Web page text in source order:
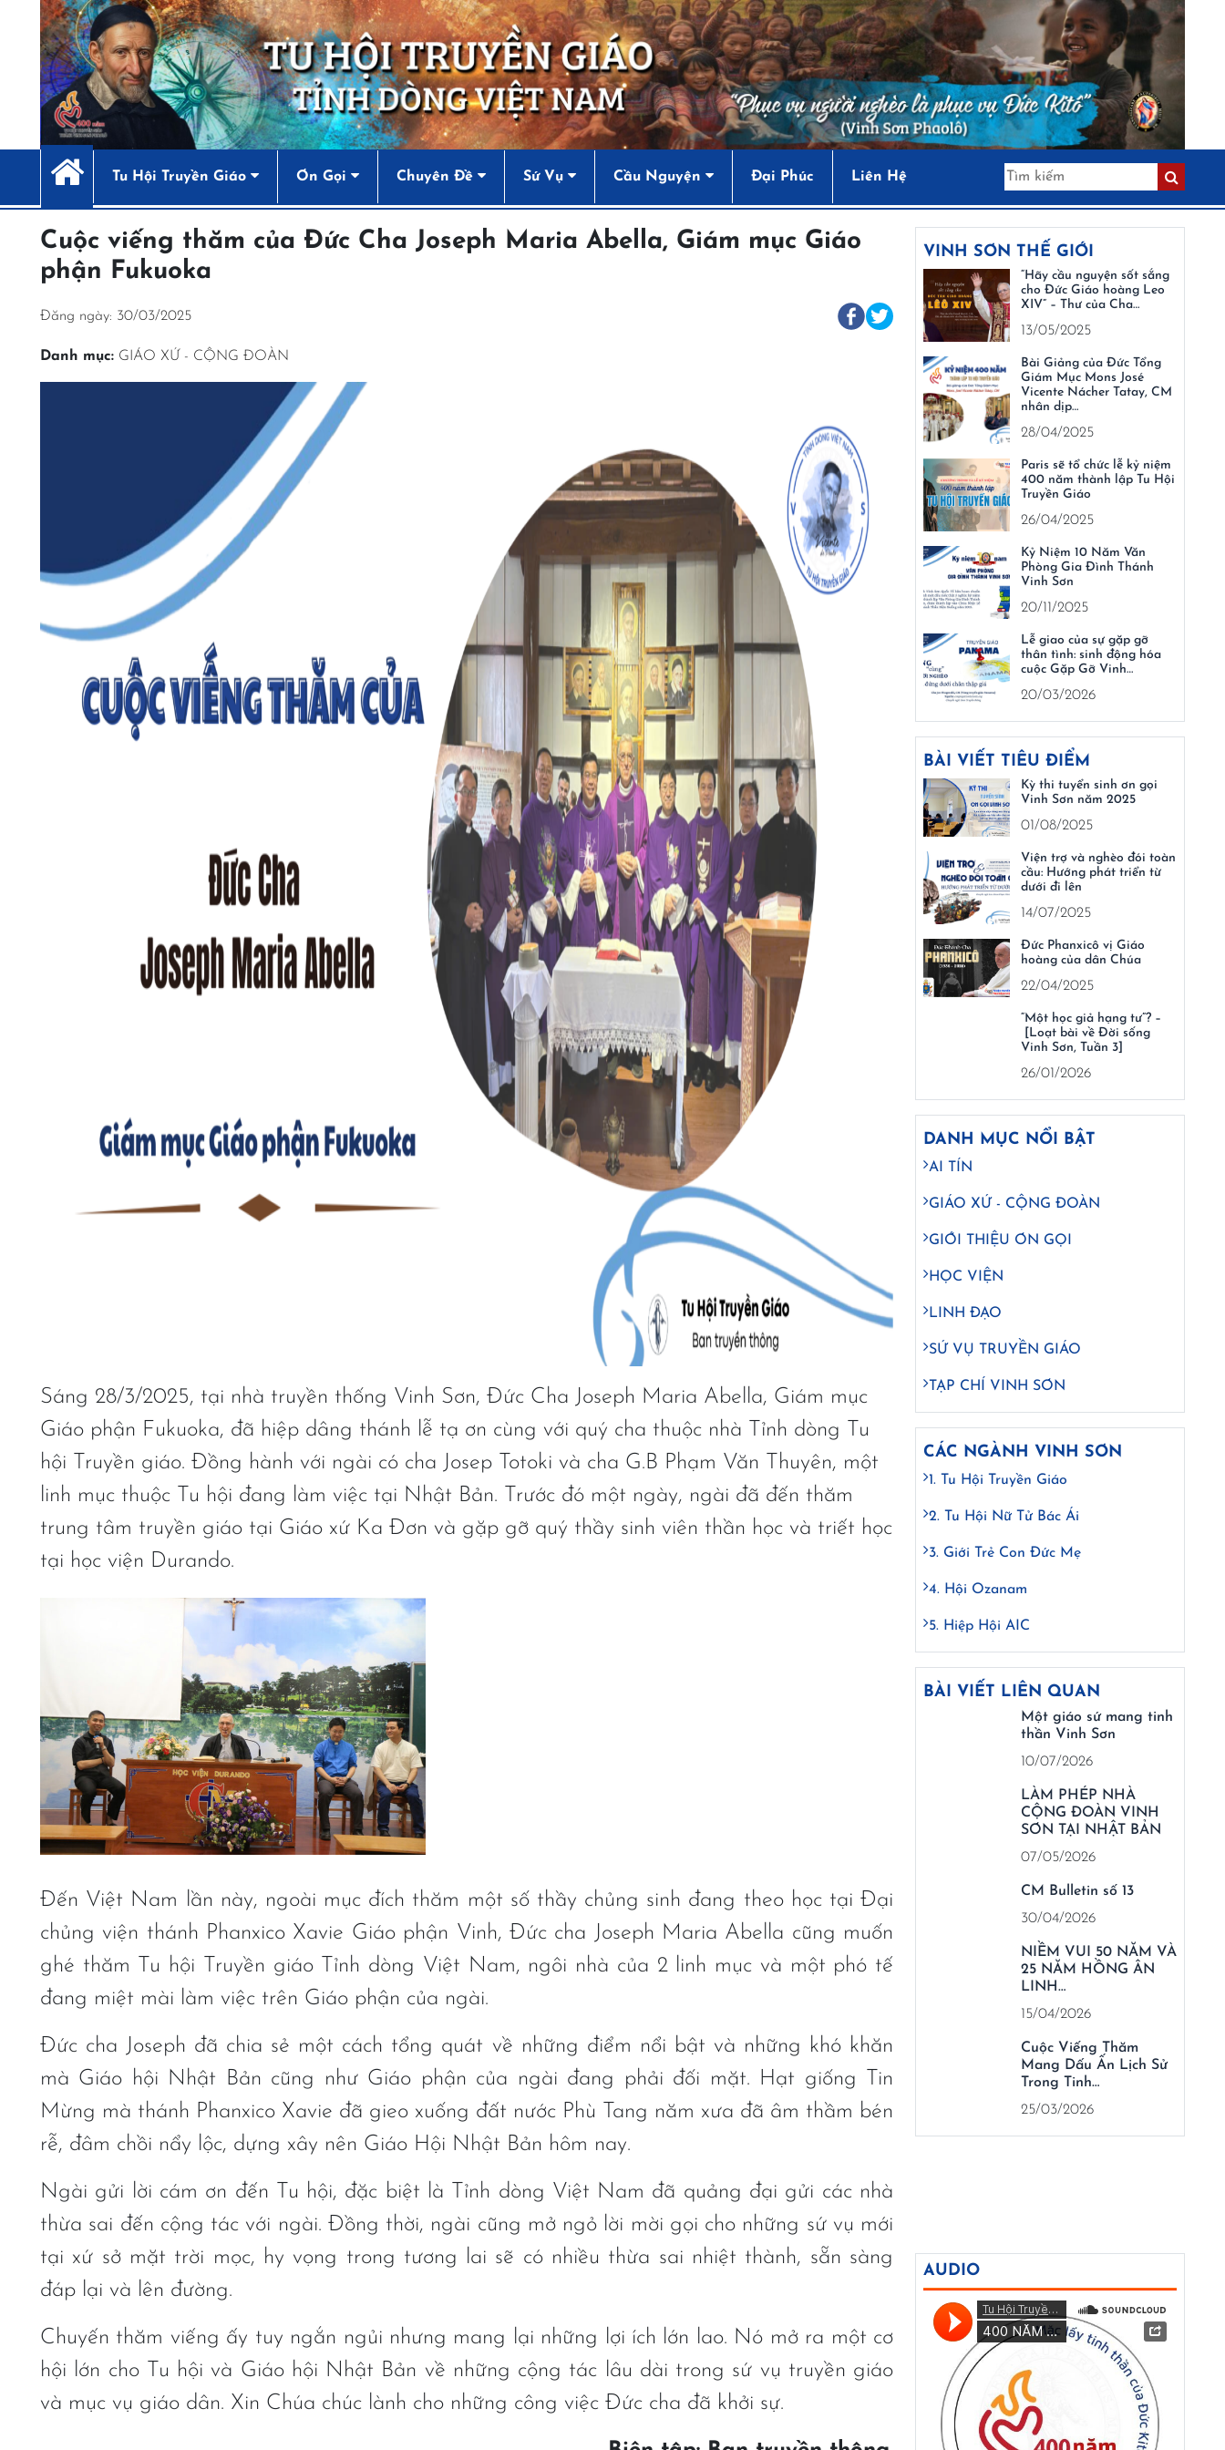
Tu Hội Truyền Giáo Ơn Gọi Chuyên Đề Sứ Vụ Cầu Nguyện Đại Phúc Liên Hệ
Cuộc viếng thăm của Đức Cha Joseph Maria Abella, Giám mục Giáo
phận Fukuoka
Đăng ngày: 30/03/2025
Danh mục: GIÁO XỨ - CỘNG ĐOÀN
Sáng 28/3/2025, tại nhà truyền thống Vinh Sơn, Đức Cha Joseph Maria Abella, Giám mục
Giáo phận Fukuoka, đã hiệp dâng thánh lễ tạ ơn cùng với quý cha thuộc nhà Tỉnh dòng Tu
hội Truyền giáo. Đồng hành với ngài có cha Josep Totoki và cha G.B Phạm Văn Thuyên, một
linh mục thuộc Tu hội đang làm việc tại Nhật Bản. Trước đó một ngày, ngài đã đến thăm
trung tâm truyền giáo tại Giáo xứ Ka Đơn và gặp gỡ quý thầy sinh viên thần học và triết học
tại học viện Durando.
Đến Việt Nam lần này, ngoài mục đích thăm một số thầy chủng sinh đang theo học tại Đại
chủng viện thánh Phanxico Xavie Giáo phận Vinh, Đức cha Joseph Maria Abella cũng muốn
ghé thăm Tu hội Truyền giáo Tỉnh dòng Việt Nam, ngôi nhà của 2 linh mục và một phó tế
đang miệt mài làm việc trên Giáo phận của ngài.
Đức cha Joseph đã chia sẻ một cách tổng quát về những điểm nổi bật và những khó khăn
mà Giáo hội Nhật Bản cũng như Giáo phận của ngài đang phải đối mặt. Hạt giống Tin
Mừng mà thánh Phanxico Xavie đã gieo xuống đất nước Phù Tang năm xưa đã âm thầm bén
rễ, đâm chồi nẩy lộc, dựng xây nên Giáo Hội Nhật Bản hôm nay.
Ngài gửi lời cám ơn đến Tu hội, đặc biệt là Tỉnh dòng Việt Nam đã quảng đại gửi các nhà
thừa sai đến cộng tác với ngài. Đồng thời, ngài cũng mở ngỏ lời mời gọi cho những sứ vụ mới
tại xứ sở mặt trời mọc, hy vọng trong tương lai sẽ có nhiều thừa sai nhiệt thành, sẵn sàng
đáp lại và lên đường.
Chuyến thăm viếng ấy tuy ngắn ngủi nhưng mang lại những lợi ích lớn lao. Nó mở ra một cơ
hội lớn cho Tu hội và Giáo hội Nhật Bản về những cộng tác lâu dài trong sứ vụ truyền giáo
và mục vụ giáo dân. Xin Chúa chúc lành cho những công việc Đức cha đã khởi sự.
VINH SƠN THẾ GIỚI
“Hãy cầu nguyện sốt sắng
cho Đức Giáo hoàng Leo
XIV” – Thư của Cha…
13/05/2025
Bài Giảng của Đức Tổng
Giám Mục Mons José
Vicente Nácher Tatay, CM
nhân dịp…
28/04/2025
Paris sẽ tổ chức lễ kỷ niệm
400 năm thành lập Tu Hội
Truyền Giáo
26/04/2025
Kỷ Niệm 10 Năm Văn
Phòng Gia Đình Thánh
Vinh Sơn
20/11/2025
Lễ giao của sự gặp gỡ
thân tình: sinh động hóa
cuộc Gặp Gỡ Vinh…
20/03/2026
BÀI VIẾT TIÊU ĐIỂM
Kỳ thi tuyển sinh ơn gọi
Vinh Sơn năm 2025
01/08/2025
Viện trợ và nghèo đói toàn
cầu: Hướng phát triển từ
dưới đi lên
14/07/2025
Đức Phanxicô vị Giáo
hoàng của dân Chúa
22/04/2025
“Một học giả hạng tư”? –
[Loạt bài về Đời sống
Vinh Sơn, Tuần 3]
26/01/2026
DANH MỤC NỔI BẬT
AI TÍN
GIÁO XỨ - CỘNG ĐOÀN
GIỚI THIỆU ƠN GỌI
HỌC VIỆN
LINH ĐẠO
SỨ VỤ TRUYỀN GIÁO
TẠP CHÍ VINH SƠN
CÁC NGÀNH VINH SƠN
1. Tu Hội Truyền Giáo
2. Tu Hội Nữ Tử Bác Ái
3. Giới Trẻ Con Đức Mẹ
4. Hội Ozanam
5. Hiệp Hội AIC
BÀI VIẾT LIÊN QUAN
Một giáo sứ mang tinh
thần Vinh Sơn
10/07/2026
LÀM PHÉP NHÀ
CỘNG ĐOÀN VINH
SƠN TẠI NHẬT BẢN
07/05/2026
CM Bulletin số 13
30/04/2026
NIỀM VUI 50 NĂM VÀ
25 NĂM HỒNG ÂN
LINH…
15/04/2026
Cuộc Viếng Thăm
Mang Dấu Ấn Lịch Sử
Trong Tinh…
25/03/2026
AUDIO